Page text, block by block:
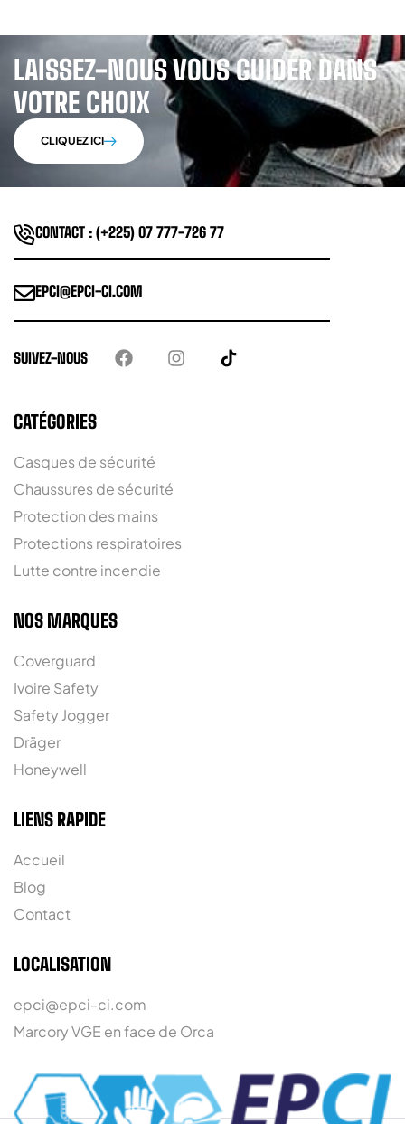
LAISSEZ-NOUS VOUS GUIDER DANS
VOTRE CHOIX
CLIQUEZ ICI
CONTACT : (+225) 07 777-726 77
EPCI@EPCI-CI.COM
SUIVEZ-NOUS
CATÉGORIES
Casques de sécurité
Chaussures de sécurité
Protection des mains
Protections respiratoires
Lutte contre incendie
NOS MARQUES
Coverguard
Ivoire Safety
Safety Jogger
Dräger
Honeywell
LIENS RAPIDE
Accueil
Blog
Contact
LOCALISATION
epci@epci-ci.com
Marcory VGE en face de Orca